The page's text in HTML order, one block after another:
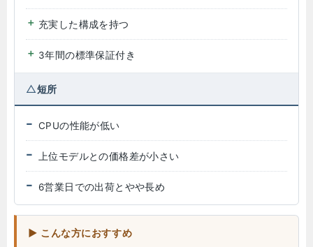
充実した構成を持つ
3年間の標準保証付き
短所
CPUの性能が低い
上位モデルとの価格差が小さい
6営業日での出荷とやや長め
こんな方におすすめ